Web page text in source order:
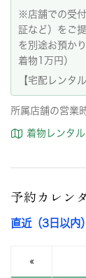
※店舗での受
証など）をご
を別途お預か
着物1万円）
【宅配レンタ
所属店舗の営業
着物レンタ
予約カレン
直近（3日以内
«